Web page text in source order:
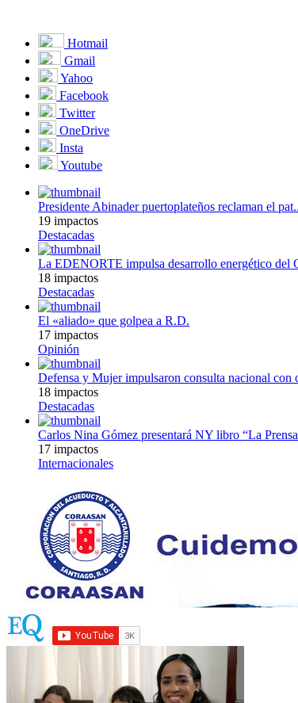
Hotmail
Gmail
Yahoo
Facebook
Twitter
OneDrive
Insta
Youtube
Presidente Abinader puertoplateños reclaman el
19 impactos
Destacadas
La EDENORTE impulsa desarrollo energético del
18 impactos
Destacadas
El «aliado» que golpea a R.D.
17 impactos
Opinión
Defensa y Mujer impulsaron consulta nacional con
18 impactos
Destacadas
Carlos Nina Gómez presentará NY libro “La
17 impactos
Internacionales